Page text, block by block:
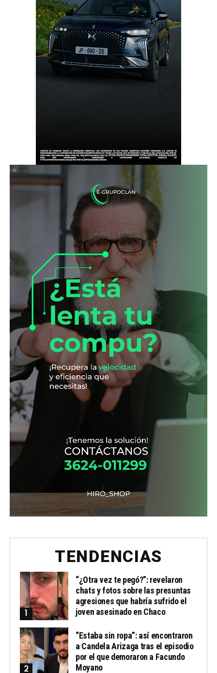
TENDENCIAS
“¿Otra vez te pegó?”: revelaron
chats y fotos sobre las presuntas
agresiones que habría sufrido el
joven asesinado en Chaco
“Estaba sin ropa”: así encontraron
a Candela Arizaga tras el episodio
por el que demoraron a Facundo
Moyano